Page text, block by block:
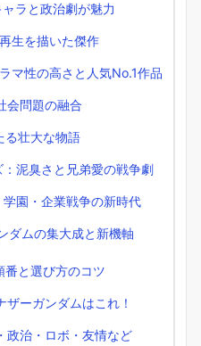
ラと政治劇が魅力
生を描いた傑作
マ性の高さと人気No.1作品
問題の融合
壮大な物語
泥臭さと兄弟愛の戦争劇
園・企業戦争の新時代
ムの集大成と新機軸
番と選び方のコツ
ーガンダムはこれ！
政治・ロボ・友情など